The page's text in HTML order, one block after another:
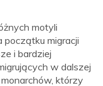
motyli
początku migracji
i bardziej
w dalszej
którzy